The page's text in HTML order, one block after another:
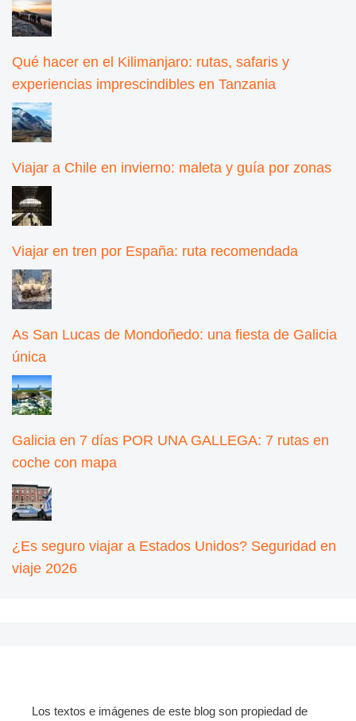
Qué hacer en el Kilimanjaro: rutas, safaris y
experiencias imprescindibles en Tanzania
Viajar a Chile en invierno: maleta y guía por zonas
Viajar en tren por España: ruta recomendada
As San Lucas de Mondoñedo: una fiesta de Galicia
única
Galicia en 7 días POR UNA GALLEGA: 7 rutas en
coche con mapa
¿Es seguro viajar a Estados Unidos? Seguridad en
viaje 2026
Los textos e imágenes de este blog son propiedad de